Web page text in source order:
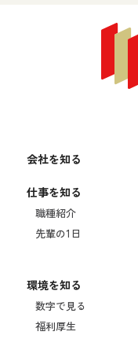
会社を知る
仕事を知る
職種紹介
先輩の1日
環境を知る
数字で見る
福利厚生